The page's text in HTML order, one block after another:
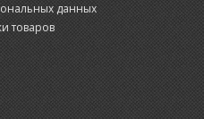
данных
товаров